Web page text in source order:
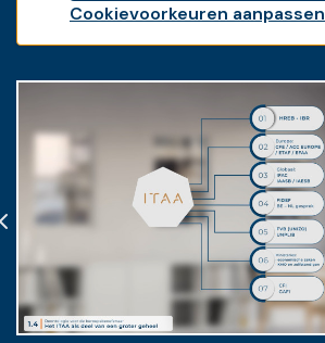
Cookievoorkeuren aanpassen